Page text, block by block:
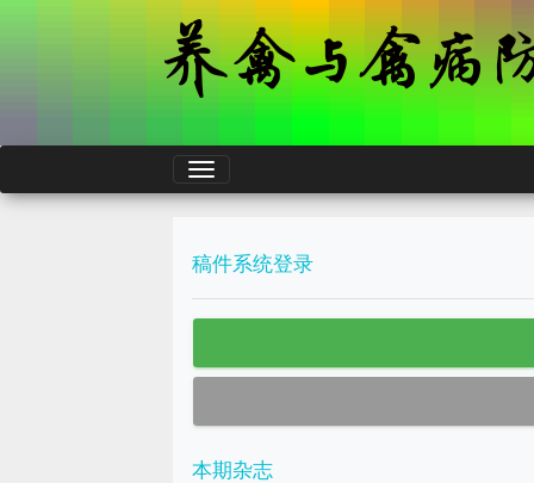
稿件系统登录
本期杂志